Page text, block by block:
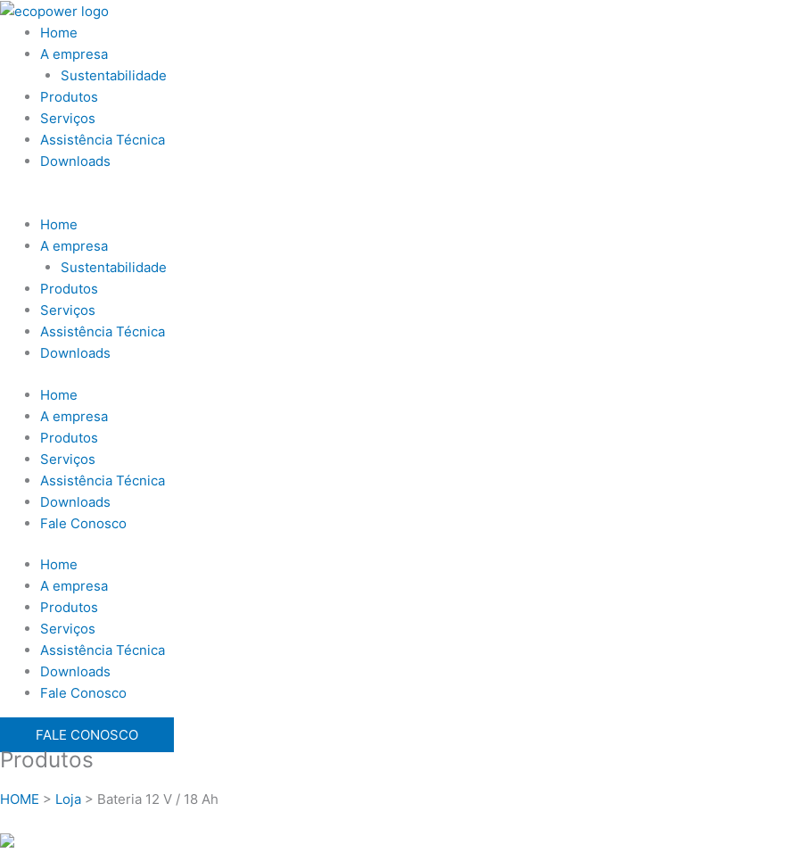
Ir
para
conteúdo
Home
A empresa
Sustentabilidade
Produtos
Serviços
Assistência Técnica
Downloads
Home
A empresa
Sustentabilidade
Produtos
Serviços
Assistência Técnica
Downloads
Home
A empresa
Produtos
Serviços
Assistência Técnica
Downloads
Fale Conosco
Home
A empresa
Produtos
Serviços
Assistência Técnica
Downloads
Fale Conosco
FALE CONOSCO
Produtos
HOME > Loja > Bateria 12 V / 18 Ah